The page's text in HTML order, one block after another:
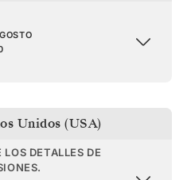
Unidos (USA)
DETALLES DE